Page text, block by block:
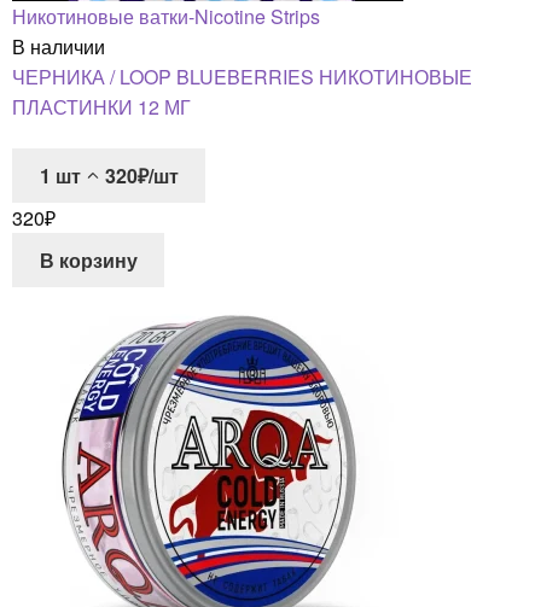
Никотиновые ватки-Nicotine Strips
В наличии
ЧЕРНИКА / LOOP BLUEBERRIES НИКОТИНОВЫЕ
ПЛАСТИНКИ 12 МГ
1 шт
320₽/шт
320₽
В корзину